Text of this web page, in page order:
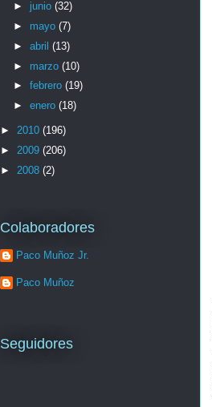
► junio (32)
► mayo (7)
► abril (13)
► marzo (10)
► febrero (19)
► enero (18)
► 2010 (196)
► 2009 (206)
► 2008 (2)
Colaboradores
Paco Muñoz Jr.
Paco Muñoz
Seguidores